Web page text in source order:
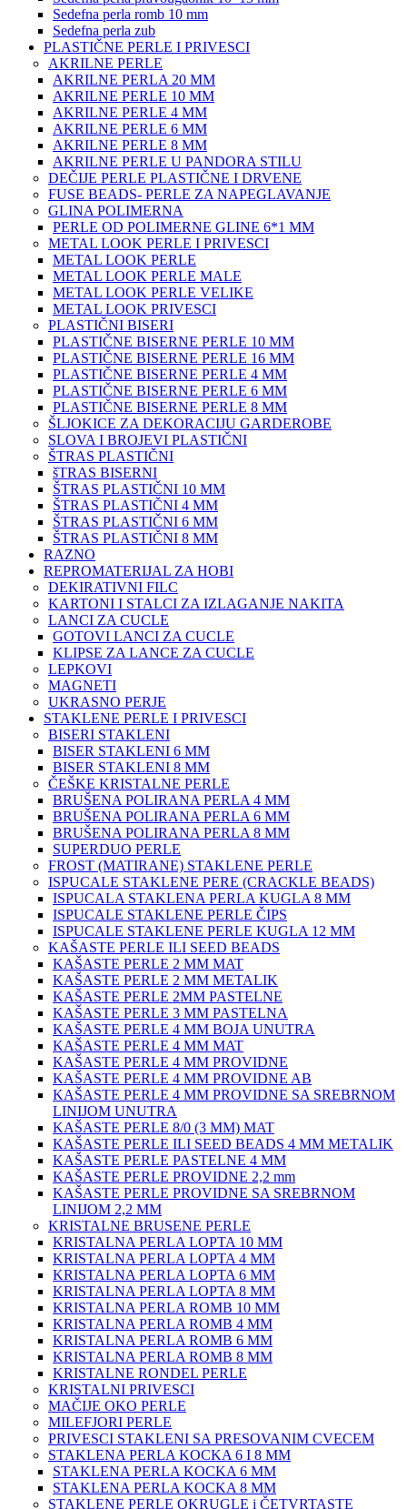
Sedefna perla romb 10 mm
Sedefna perla zub
PLASTIČNE PERLE I PRIVESCI
AKRILNE PERLE
AKRILNE PERLA 20 MM
AKRILNE PERLE 10 MM
AKRILNE PERLE 4 MM
AKRILNE PERLE 6 MM
AKRILNE PERLE 8 MM
AKRILNE PERLE U PANDORA STILU
DEČIJE PERLE PLASTIČNE I DRVENE
FUSE BEADS- PERLE ZA NAPEGLAVANJE
GLINA POLIMERNA
PERLE OD POLIMERNE GLINE 6*1 MM
METAL LOOK PERLE I PRIVESCI
METAL LOOK PERLE
METAL LOOK PERLE MALE
METAL LOOK PERLE VELIKE
METAL LOOK PRIVESCI
PLASTIČNI BISERI
PLASTIČNE BISERNE PERLE 10 MM
PLASTIČNE BISERNE PERLE 16 MM
PLASTIČNE BISERNE PERLE 4 MM
PLASTIČNE BISERNE PERLE 6 MM
PLASTIČNE BISERNE PERLE 8 MM
ŠLJOKICE ZA DEKORACIJU GARDEROBE
SLOVA I BROJEVI PLASTIČNI
ŠTRAS PLASTIČNI
šTRAS BISERNI
ŠTRAS PLASTIČNI 10 MM
ŠTRAS PLASTIČNI 4 MM
ŠTRAS PLASTIČNI 6 MM
ŠTRAS PLASTIČNI 8 MM
RAZNO
REPROMATERIJAL ZA HOBI
DEKIRATIVNI FILC
KARTONI I STALCI ZA IZLAGANJE NAKITA
LANCI ZA CUCLE
GOTOVI LANCI ZA CUCLE
KLIPSE ZA LANCE ZA CUCLE
LEPKOVI
MAGNETI
UKRASNO PERJE
STAKLENE PERLE I PRIVESCI
BISERI STAKLENI
BISER STAKLENI 6 MM
BISER STAKLENI 8 MM
ČEŠKE KRISTALNE PERLE
BRUŠENA POLIRANA PERLA 4 MM
BRUŠENA POLIRANA PERLA 6 MM
BRUŠENA POLIRANA PERLA 8 MM
SUPERDUO PERLE
FROST (MATIRANE) STAKLENE PERLE
ISPUCALE STAKLENE PERE (CRACKLE BEADS)
ISPUCALA STAKLENA PERLA KUGLA 8 MM
ISPUCALE STAKLENE PERLE ČIPS
ISPUCALE STAKLENE PERLE KUGLA 12 MM
KAŠASTE PERLE ILI SEED BEADS
KAŠASTE PERLE 2 MM MAT
KAŠASTE PERLE 2 MM METALIK
KAŠASTE PERLE 2MM PASTELNE
KAŠASTE PERLE 3 MM PASTELNA
KAŠASTE PERLE 4 MM BOJA UNUTRA
KAŠASTE PERLE 4 MM MAT
KAŠASTE PERLE 4 MM PROVIDNE
KAŠASTE PERLE 4 MM PROVIDNE AB
KAŠASTE PERLE 4 MM PROVIDNE SA SREBRNOM
LINIJOM UNUTRA
KAŠASTE PERLE 8/0 (3 MM) MAT
KAŠASTE PERLE ILI SEED BEADS 4 MM METALIK
KAŠASTE PERLE PASTELNE 4 MM
KAŠASTE PERLE PROVIDNE 2,2 mm
KAŠASTE PERLE PROVIDNE SA SREBRNOM
LINIJOM 2,2 MM
KRISTALNE BRUSENE PERLE
KRISTALNA PERLA LOPTA 10 MM
KRISTALNA PERLA LOPTA 4 MM
KRISTALNA PERLA LOPTA 6 MM
KRISTALNA PERLA LOPTA 8 MM
KRISTALNA PERLA ROMB 10 MM
KRISTALNA PERLA ROMB 4 MM
KRISTALNA PERLA ROMB 6 MM
KRISTALNA PERLA ROMB 8 MM
KRISTALNE RONDEL PERLE
KRISTALNI PRIVESCI
MAČIJE OKO PERLE
MILEFJORI PERLE
PRIVESCI STAKLENI SA PRESOVANIM CVECEM
STAKLENA PERLA KOCKA 6 I 8 MM
STAKLENA PERLA KOCKA 6 MM
STAKLENA PERLA KOCKA 8 MM
STAKLENE PERLE OKRUGLE i ČETVRTASTE